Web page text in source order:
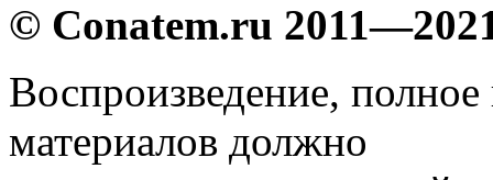
© Conatem.ru
Воспроизведение,
материалов должно